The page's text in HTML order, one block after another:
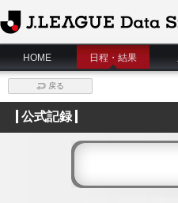
J.League Data Site
HOME
日程・結果
戻る
公式記録